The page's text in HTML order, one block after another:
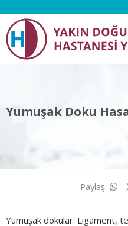
Yumuşak Doku
Paylaş:
Yumuşak dokular: Ligament,